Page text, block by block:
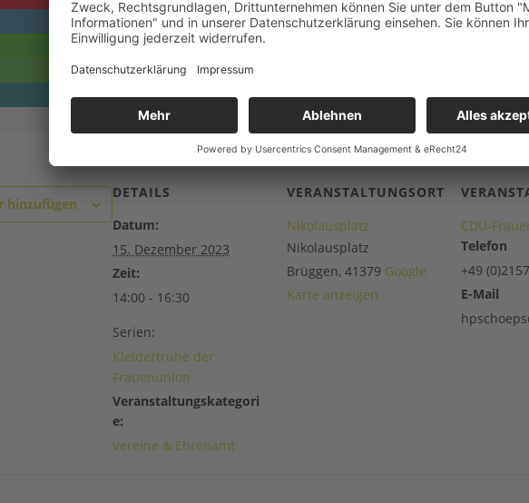
hinzufügen
DETAILS
Datum:
15. Dezember 2023
Zeit:
14:00 - 16:30
Serien:
Kleidertruhe der
Frauenunion
Veranstaltungskategori
e:
Vereine & Ehrenamt
VERANSTALTUNGSORT
Nikolausplatz
Nikolausplatz
Brüggen, 41379 Google
Karte anzeigen
CDU-
Telefon
+49
E-Mail